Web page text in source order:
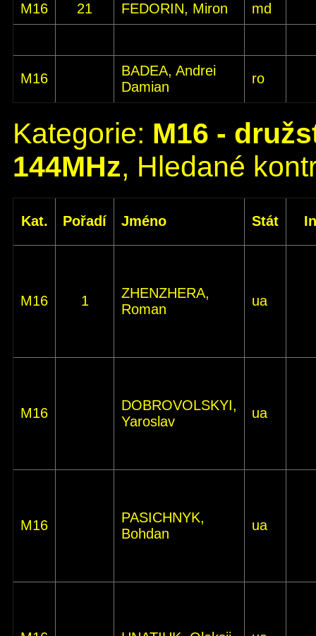
M16 21 FEDORIN, Miron md
M16
BADEA, Andrei
Damian
ro
Kategorie: M16 -
144MHz, Hledané
Kat. Pořadí Jméno Stát
M16 1
ZHENZHERA,
Roman
ua
M16
DOBROVOLSKYI,
Yaroslav
ua
M16
PASICHNYK,
Bohdan
ua